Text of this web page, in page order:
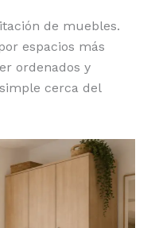
de muebles.
espacios más
ordenados y
cerca del